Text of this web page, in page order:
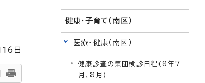
16 日
健康・子育て（南区）
医療・健康（南区）
健康診査の集団検診日程(8年7
月、8月)